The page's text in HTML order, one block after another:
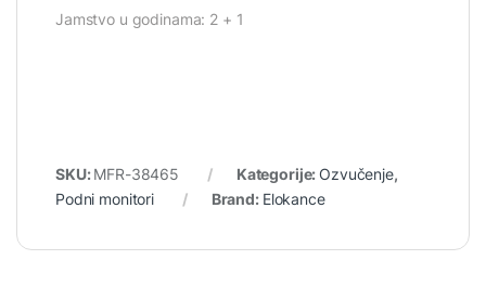
Jamstvo u godinama: 2 + 1
SKU:MFR-38465 Kategorije:Ozvučenje,
Podni monitori
Brand: Elokance